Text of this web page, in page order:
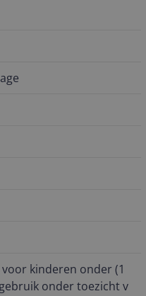
kinderen onder (1
onder toezicht v